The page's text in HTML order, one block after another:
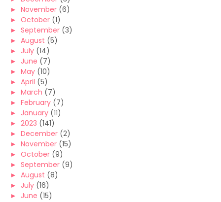
► November (6)
► October (1)
► September (3)
► August (5)
► July (14)
► June (7)
► May (10)
► April (5)
► March (7)
► February (7)
► January (11)
► 2023 (141)
► December (2)
► November (15)
► October (9)
► September (9)
► August (8)
► July (16)
► June (15)